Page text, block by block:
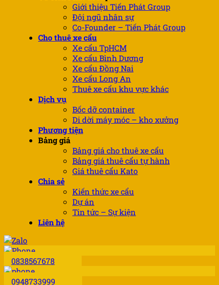
Giới thiệu Tiến Phát Group
Đội ngũ nhân sự
Co-Founder – Tiến Phát Group
Cho thuê xe cẩu
Xe cẩu TpHCM
Xe cẩu Bình Dương
Xe cẩu Đồng Nai
Xe cẩu Long An
Thuê xe cẩu khu vực khác
Dịch vụ
Bốc dỡ container
Di dời máy móc – kho xưởng
Phương tiện
Bảng giá
Bảng giá cho thuê xe cẩu
Bảng giá thuê cẩu tự hành
Giá thuê cẩu Kato
Chia sẻ
Kiến thức xe cẩu
Dự án
Tin tức – Sự kiện
Liên hệ
0838567678
0948733999